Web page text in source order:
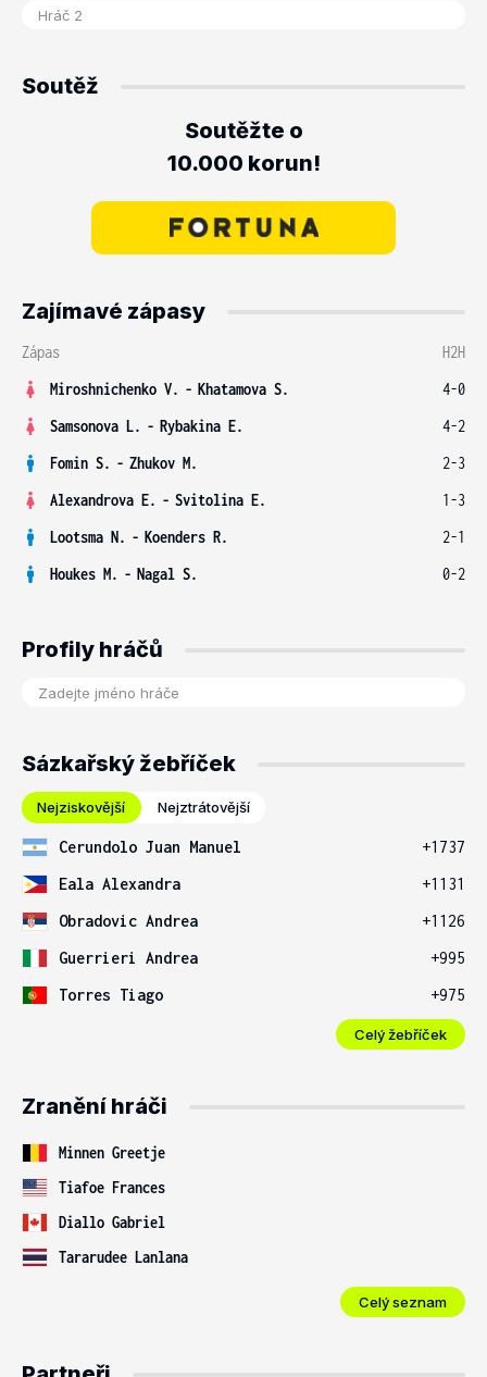
Soutěž
Soutěžte o
10.000 korun!
Zajímavé zápasy
Zápas
H2H
Miroshnichenko V. - Khatamova S.
4-0
Samsonova L. - Rybakina E.
4-2
Fomin S. - Zhukov M.
2-3
Alexandrova E. - Svitolina E.
1-3
Lootsma N. - Koenders R.
2-1
Houkes M. - Nagal S. 0-2
Profily hráčů
Sázkařský žebříček
Nejziskovější Nejztrátovější
Cerundolo Juan Manuel
+1737
Eala Alexandra
+1131
Obradovic Andrea
+1126
Guerrieri Andrea
+995
Torres Tiago
+975
Celý žebříček
Zranění hráči
Minnen Greetje
Tiafoe Frances
Diallo Gabriel
Tararudee Lanlana
Celý seznam